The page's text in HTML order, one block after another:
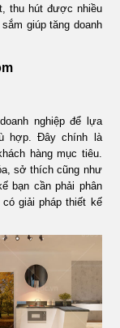
thu hút được nhiều
giúp tăng doanh
nghiệp để lựa
hợp. Đây chính là
hàng mục tiêu.
sở thích cũng như
bạn cần phải phân
giải pháp thiết kế